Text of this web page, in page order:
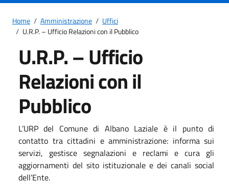
Home / Amministrazione / Uffici
/ U.R.P. – Ufficio Relazioni con il Pubblico
U.R.P. – Ufficio
Relazioni con il
Pubblico
L’URP del Comune di Albano Laziale è il punto di
contatto tra cittadini e amministrazione: informa sui
servizi, gestisce segnalazioni e reclami e cura gli
aggiornamenti del sito istituzionale e dei canali social
dell’Ente.